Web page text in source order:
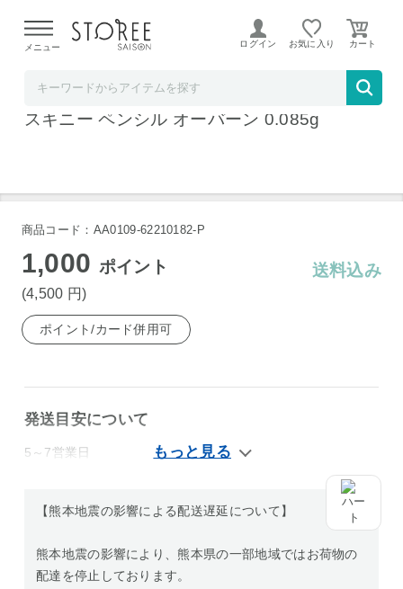
よる配送遅延が発生しております。
メニュー ログイン お気に入り
アナスタシアビバリーヒルズ ブロウ ウィズ
スキニー ペンシル オーバーン 0.085g
商品コード：AA0109-62210182-P
1,000 ポイント
(4,500 円)
送料込み
ポイント/カード併用可
発送目安について
5～7営業日
【熊本地震の影響による配送遅延について】
熊本地震の影響により、熊本県の一部地域ではお荷物の
配達を停止しております。